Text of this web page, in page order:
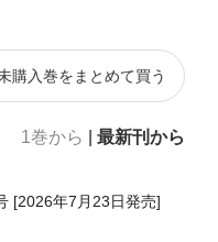
購入巻をまとめて買う
1巻から 最新刊から
[2026年7月23日発売]